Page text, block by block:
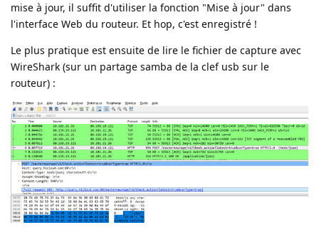
mise à jour, il suffit d'utiliser la fonction "Mise à jour" dans
l'interface Web du routeur. Et hop, c'est enregistré !
Le plus pratique est ensuite de lire le fichier de capture avec
WireShark (sur un partage samba de la clef usb sur le
routeur) :